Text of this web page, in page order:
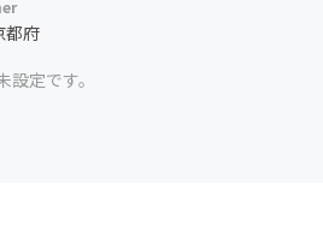
都府
定です。